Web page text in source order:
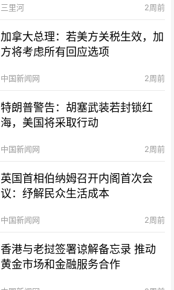
三里河 2周前
加拿大总理：若美方关税生效，加
方将考虑所有回应选项
中国新闻网 2周前
特朗普警告：胡塞武装若封锁红
海，美国将采取行动
中国新闻网 2周前
英国首相伯纳姆召开内阁首次会
议：纾解民众生活成本
中国新闻网 2周前
香港与老挝签署谅解备忘录 推动
黄金市场和金融服务合作